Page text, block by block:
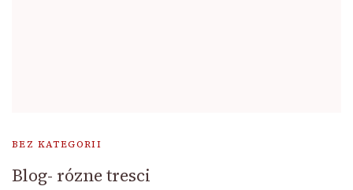
BEZ KATEGORII
Blog- rózne tresci